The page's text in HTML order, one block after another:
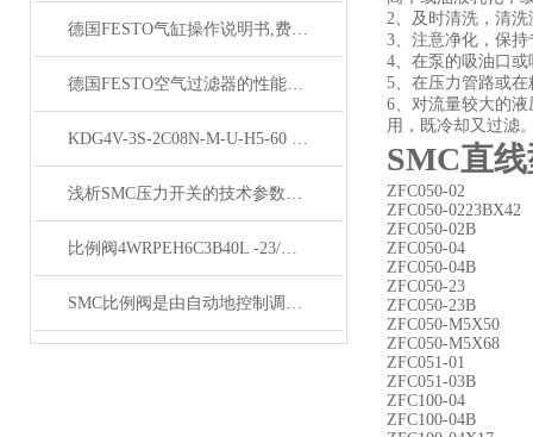
德国FESTO气缸操作说明书,费斯托气缸
德国FESTO空气过滤器的性能指标与维护方法介绍
KDG4V-3S-2C08N-M-U-H5-60 比例阀特惠多多
浅析SMC压力开关的技术参数与操作方法
比例阀4WRPEH6C3B40L -23/G24K0/F1M款到秒发货
SMC比例阀是由自动地控制调节阀开度
2、及时清洗，清
3、注意净化，保
4、在泵的吸油口
5、在压力管路或
6、对流量较大的
用，既冷却又过滤
SMC直
ZFC050-02
ZFC050-0223BX42
ZFC050-02B
ZFC050-04
ZFC050-04B
ZFC050-23
ZFC050-23B
ZFC050-M5X50
ZFC050-M5X68
ZFC051-01
ZFC051-03B
ZFC100-04
ZFC100-04B